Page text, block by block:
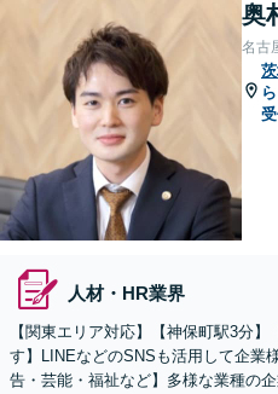
奥
名古
人材・HR業界
【関東エリア対応】【神保町駅3分
す】LINEなどのSNSも活用して企業
告・芸能・福祉など】多様な業種の